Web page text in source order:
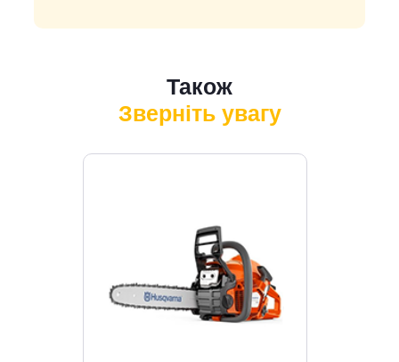
Також
Зверніть увагу